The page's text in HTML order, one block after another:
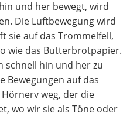
und her bewegt, wird
Die Luftbewegung wird
sie auf das Trommelfell,
wie das Butterbrotpapier.
schnell hin und her zu
Bewegungen auf das
weg, der die
wo wir sie als Töne oder